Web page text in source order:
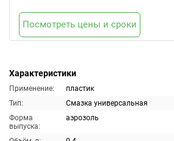
Характеристики
Применение:
пластик
Тип:
Смазка универсальная
Форма
выпуска:
аэрозоль
Посмотреть цены и сроки